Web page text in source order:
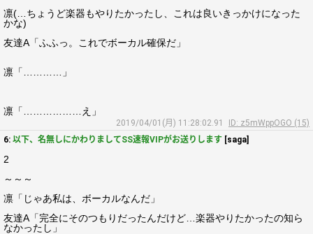
凛(…ちょうど楽器もやりたかったし、これは良いきっかけになった
かな)
友達A「ふふっ。これでボーカル確保だ」
凛「…………」
凛「………………え」
2019/04/01(月) 11:28:02.91
ID: z5mWppOGO (15)
6: 以下、名無しにかわりましてSS速報VIPがお送りします [saga]
2
～～～
凛「じゃあ私は、ボーカルなんだ」
友達A「完全にそのつもりだったんだけど…楽器やりたかったの知ら
なかったし」